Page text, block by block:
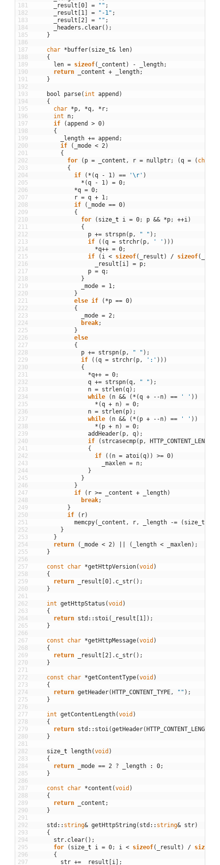
181
182
183
184
185
186
187
188
189
190
191
192
193
194
195
196
197
198
199
200
201
202
203
204
205
206
207
208
209
210
211
212
213
214
215
216
217
218
219
220
221
222
223
224
225
226
227
228
229
230
231
232
233
234
235
236
237
238
239
240
241
242
243
244
245
246
247
248
249
250
251
252
253
254
255
256
257
258
259
260
261
262
263
264
265
266
267
268
269
270
271
272
273
274
275
276
277
278
279
280
281
282
283
284
285
286
287
288
289
290
291
292
293
294
295
296
297
_result 0 = "" ;
_result
1 = "-1" ;
_result 2 = "" ;
_headers . clear( ) ;
}
char * buffer( size_t& len)
{
len = sizeof( _content ) - _length;
return
_content + _length;
}
bool parse( int append )
{
char *p, *q, * r;
int
n;
if
(append > 0)
{
_length += append ;
if
( _mode < 2)
{
for
( p = _content , r = nullptr; (q = ( char
{
if
( * (q - 1) == '\r' )
* (q - 1) = 0;
*q = 0;
r = q + 1;
if
( _mode == 0)
{
for
( size t i = 0; p && *p; ++i)
{
p += strspn( p, " " ) ;
if
( (q = strchr( p, ' ' ) ) )
*q++ = 0;
if
( i < sizeof( _result ) / sizeof(
_result
i = p;
p = q;
}
_mode = 1;
}
else if ( *p == 0)
{
_mode = 2;
break;
}
else
{
p += strspn( p, " " ) ;
if
( (q = strchr( p, ':' ) ) )
{
*q++ = 0;
q += strspn(q, " " ) ;
n = strlen(q) ;
while
( n && ( * (q + --n) == ' ' ) )
* (q + n) = 0;
n = strlen( p) ;
while
( n && ( * ( p + --n) == ' ' ) )
* ( p + n) = 0;
addHeader( p, q) ;
if
( strcasecmp( p, HTTP_CONTENT_LENGTH
{
if
( ( n = atoi(q) ) >= 0)
_maxlen = n;
}
}
}
if
( r >= _content + _length)
break;
}
if
( r)
memcpy( _content , r, _length -= ( size_t
}
}
return
( _mode < 2) ( _length < _maxlen) ;
}
const char *getHttpVersion(void )
{
return
_result 0 . c_str( ) ;
}
int getHttpStatus (void )
{
return std :: stoi( _result 1 ) ;
}
const char *getHttpMessage(void )
{
return
_result 2 . c_str( ) ;
}
const char *getContentType(void )
{
return getHeader( HTTP_CONTENT_TYPE, "" ) ;
}
int getContentLength(void )
{
return std :: stoi(getHeader( HTTP_CONTENT_LENGTH
}
size t length(void )
{
return
_mode == 2 ? _length : 0;
}
const char *content (void )
{
return
_content ;
}
std :: string& getHttpString( std :: string& str)
{
str. clear( ) ;
for
( size t i = 0; i < sizeof( _result ) / sizeof
{
str += _result i ;